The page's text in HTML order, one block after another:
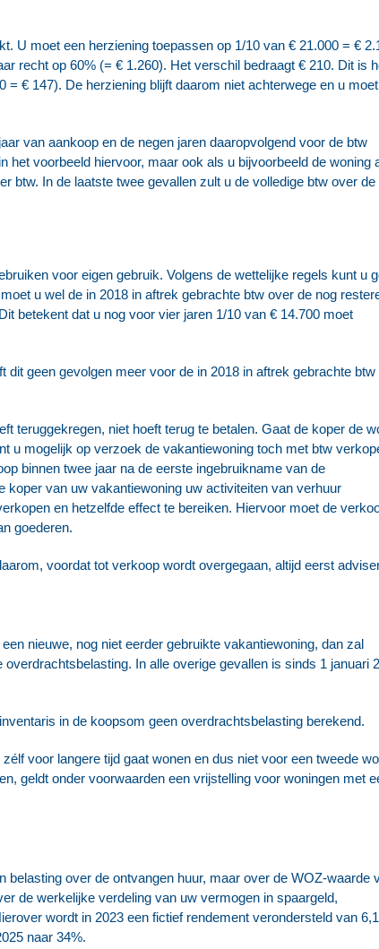
U moet een herziening toepassen op 1/10 van € 21.000 = €
recht op 60% (= € 1.260). Het verschil bedraagt € 210. Dit is
€ 147). De herziening blijft daarom niet achterwege en u
van aankoop en de negen jaren daaropvolgend voor de btw
voorbeeld hiervoor, maar ook als u bijvoorbeeld de woning
btw. In de laatste twee gevallen zult u de volledige btw over de
voor eigen gebruik. Volgens de wettelijke regels kunt u
u wel de in 2018 in aftrek gebrachte btw over de nog
betekent dat u nog voor vier jaren 1/10 van € 14.700 moet
geen gevolgen meer voor de in 2018 in aftrek gebrachte btw
teruggekregen, niet hoeft terug te betalen. Gaat de koper de
u mogelijk op verzoek de vakantiewoning toch met btw
binnen twee jaar na de eerste ingebruikname van de
van uw vakantiewoning uw activiteiten van verhuur
en hetzelfde effect te bereiken. Hiervoor moet de
goederen.
voordat tot verkoop wordt overgegaan, altijd eerst
nieuwe, nog niet eerder gebruikte vakantiewoning, dan zal
In alle overige gevallen is sinds 1 januari
in de koopsom geen overdrachtsbelasting berekend.
voor langere tijd gaat wonen en dus niet voor een tweede
geldt onder voorwaarden een vrijstelling voor woningen met
over de ontvangen huur, maar over de WOZ-waarde
de werkelijke verdeling van uw vermogen in spaargeld,
wordt in 2023 een fictief rendement verondersteld van
naar 34%.